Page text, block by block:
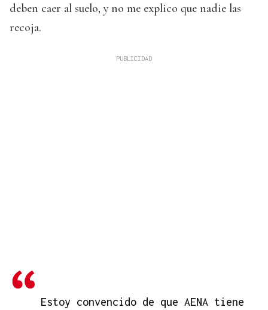
deben caer al suelo, y no me explico que nadie las
recoja.
Estoy convencido de que AENA tiene